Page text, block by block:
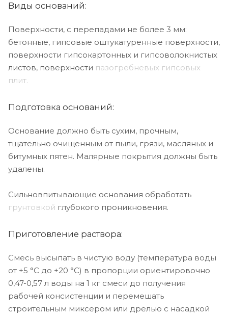
Виды оснований:
Поверхности, с перепадами не более 3 мм:
бетонные, гипсовые оштукатуренные поверхности,
поверхности гипсокартонных и гипсоволокнистых
листов, поверхности пазогребневых гипсовых
плит.
Подготовка оснований:
Основание должно быть сухим, прочным,
тщательно очищенным от пыли, грязи, масляных и
битумных пятен. Малярные покрытия должны быть
удалены.
Сильновпитывающие основания обработать
грунтовкой глубокого проникновения.
Приготовление раствора:
Смесь высыпать в чистую воду (температура воды
от +5 °С до +20 °С) в пропорции ориентировочно
0,47-0,57 л воды на 1 кг смеси до получения
рабочей консистенции и перемешать
строительным миксером или дрелью с насадкой